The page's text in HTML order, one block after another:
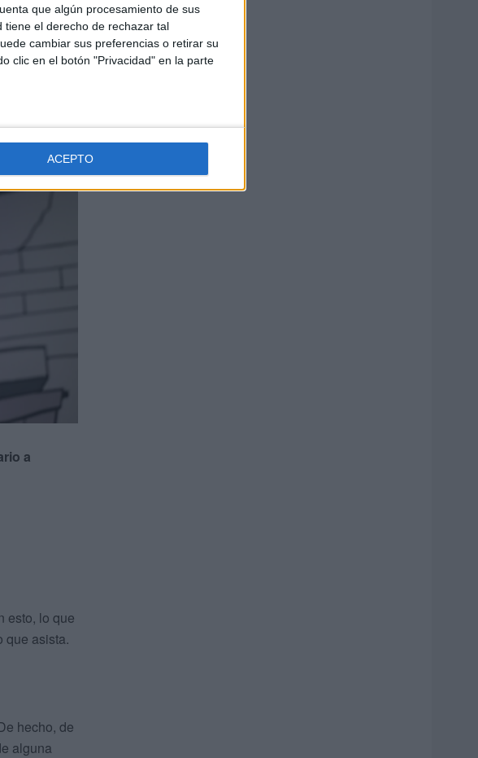
que algún procesamiento de sus
el derecho de rechazar tal
cambiar sus preferencias o retirar su
clic en el botón "Privacidad" en la parte
ACEPTO
a
esto, lo que
que asista.
hecho, de
alguna